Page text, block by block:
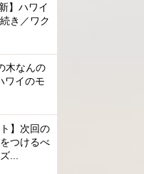
】ハワイ
き／ワク
木なんの
ワイのモ
】次回の
つけるべ
...